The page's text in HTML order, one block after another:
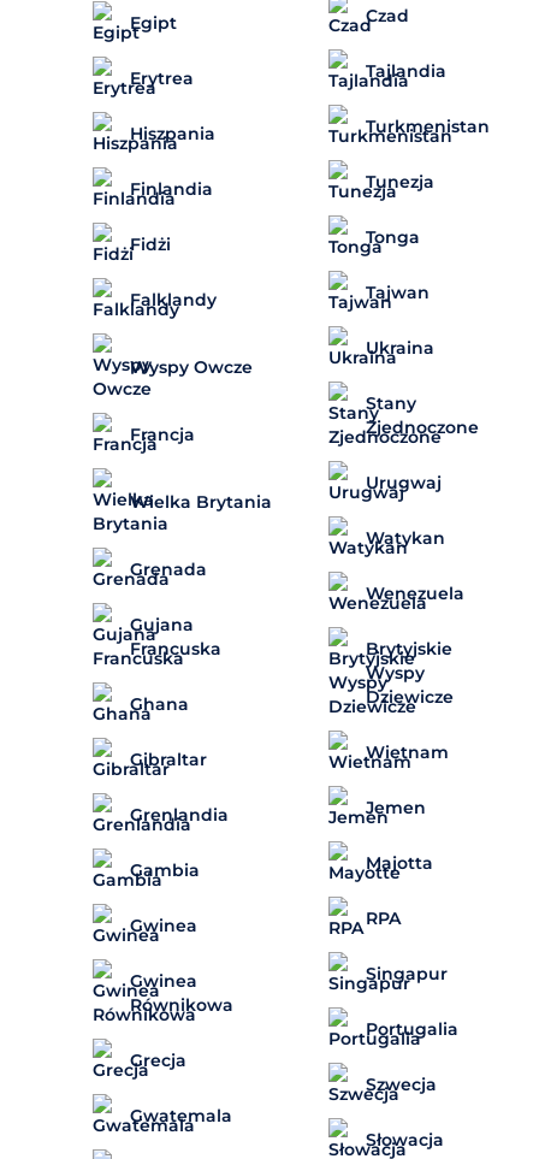
Egipt
Erytrea
Hiszpania
Finlandia
Fidżi
Falklandy
Wyspy Owcze
Francja
Wielka Brytania
Grenada
Gujana
Francuska
Ghana
Gibraltar
Grenlandia
Gambia
Gwinea
Gwinea
Równikowa
Grecja
Gwatemala
Czad
Tajlandia
Turkmenistan
Tunezja
Tonga
Tajwan
Ukraina
Stany
Zjednoczone
Urugwaj
Watykan
Wenezuela
Brytyjskie
Wyspy
Dziewicze
Wietnam
Jemen
Majotta
RPA
Singapur
Portugalia
Szwecja
Słowacja